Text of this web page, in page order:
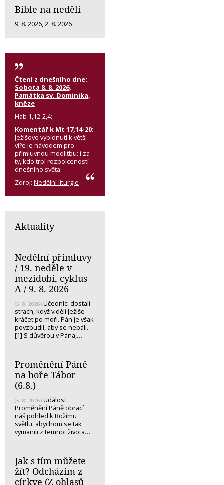
Bible na neděli
9. 8. 2026,2. 8. 2026
Čtení z dnešního dne:
Sobota 8. 8. 2026,
Památka sv. Dominika,
kněze
Hab 1,12-2,4;
Komentář k Mt 17,14-20:
Ježíšovo vybídnutí k větší
víře je návodem pro
přímluvnou modlitbu: i za
ty, kdo trpí rozpolceností
dnešního světa.
Zdroj: Nedělní liturgie
Aktuality
Nedělní přímluvy
/ 19. neděle v
mezidobí, cyklus
A / 9. 8. 2026
(5. 8. 2026) Učedníci dostali
strach, když viděli Ježíše
kráčet po moři. Pán je však
povzbudil, aby se nebáli.
[1] S důvěrou v Pána,…
Proměnění Páně
na hoře Tábor
(6.8.)
(5. 8. 2026) Událost
Proměnění Páně obrací
náš pohled k Božímu
světlu, abychom se tak
vymanili z temnot života…
Jak s tím můžete
žít? Odcházím z
církve (Z ohlasů